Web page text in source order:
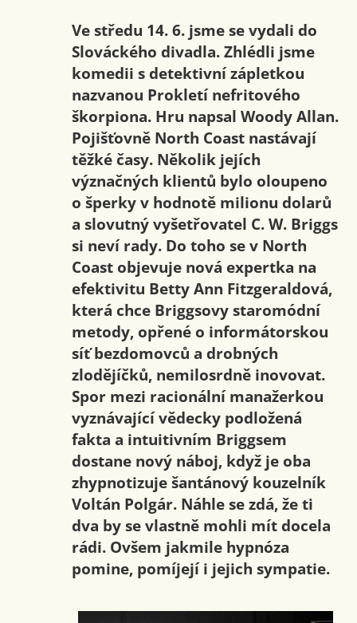
Ve středu 14. 6. jsme se vydali do
Slováckého divadla. Zhlédli jsme
komedii s detektivní zápletkou
nazvanou Prokletí nefritového
škorpiona. Hru napsal Woody Allan.
Pojišťovně North Coast nastávají
těžké časy. Několik jejích
význačných klientů bylo oloupeno
o šperky v hodnotě milionu dolarů
a slovutný vyšetřovatel C. W. Briggs
si neví rady. Do toho se v North
Coast objevuje nová expertka na
efektivitu Betty Ann Fitzgeraldová,
která chce Briggsovy staromódní
metody, opřené o informátorskou
síť bezdomovců a drobných
zlodějíčků, nemilosrdně inovovat.
Spor mezi racionální manažerkou
vyznávající vědecky podložená
fakta a intuitivním Briggsem
dostane nový náboj, když je oba
zhypnotizuje šantánový kouzelník
Voltán Polgár. Náhle se zdá, že ti
dva by se vlastně mohli mít docela
rádi. Ovšem jakmile hypnóza
pomine, pomíjejí i jejich sympatie.